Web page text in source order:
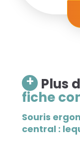
+ Plus
fiche
Souris
central :